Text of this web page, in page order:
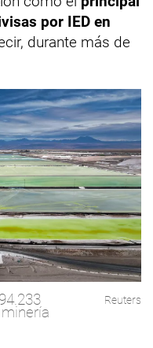
por IED en
durante más de
Reuters